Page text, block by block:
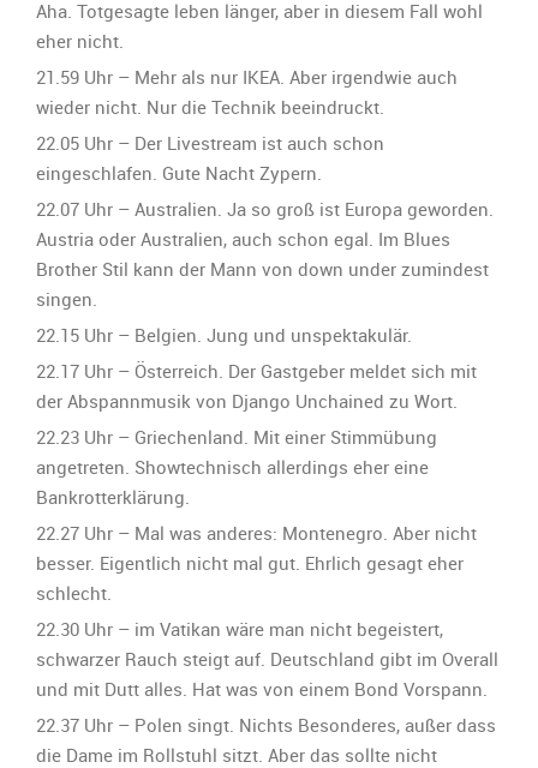
Aha. Totgesagte leben länger, aber in diesem Fall wohl
eher nicht.
21.59 Uhr – Mehr als nur IKEA. Aber irgendwie auch
wieder nicht. Nur die Technik beeindruckt.
22.05 Uhr – Der Livestream ist auch schon
eingeschlafen. Gute Nacht Zypern.
22.07 Uhr – Australien. Ja so groß ist Europa geworden.
Austria oder Australien, auch schon egal. Im Blues
Brother Stil kann der Mann von down under zumindest
singen.
22.15 Uhr – Belgien. Jung und unspektakulär.
22.17 Uhr – Österreich. Der Gastgeber meldet sich mit
der Abspannmusik von Django Unchained zu Wort.
22.23 Uhr – Griechenland. Mit einer Stimmübung
angetreten. Showtechnisch allerdings eher eine
Bankrotterklärung.
22.27 Uhr – Mal was anderes: Montenegro. Aber nicht
besser. Eigentlich nicht mal gut. Ehrlich gesagt eher
schlecht.
22.30 Uhr – im Vatikan wäre man nicht begeistert,
schwarzer Rauch steigt auf. Deutschland gibt im Overall
und mit Dutt alles. Hat was von einem Bond Vorspann.
22.37 Uhr – Polen singt. Nichts Besonderes, außer dass
die Dame im Rollstuhl sitzt. Aber das sollte nicht